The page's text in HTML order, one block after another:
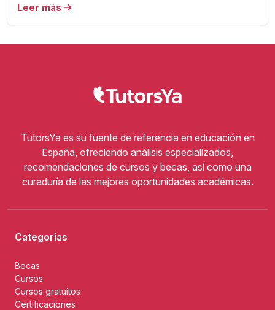
Leer más
TutorsYa es su fuente de referencia en educación en
España, ofreciendo análisis especializados,
recomendaciones de cursos y becas, así como una
curaduría de las mejores oportunidades académicas.
Categorías
Becas
Cursos
Cursos gratuitos
Certificaciones